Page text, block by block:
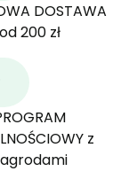
DOSTAWA
od 200 zł
z